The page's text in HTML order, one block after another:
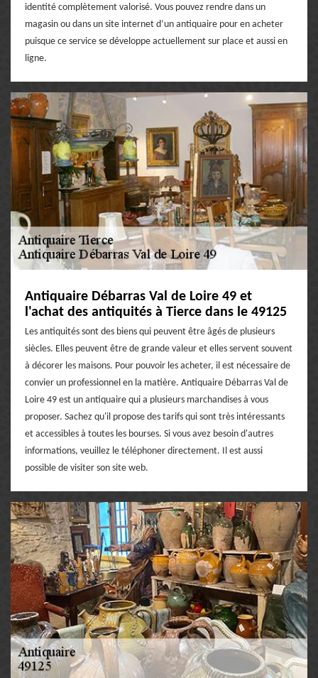
identité complètement valorisé. Vous pouvez rendre dans un
magasin ou dans un site internet d’un antiquaire pour en acheter
puisque ce service se développe actuellement sur place et aussi en
ligne.
Antiquaire Débarras Val de Loire 49 et
l'achat des antiquités à Tierce dans le 49125
Les antiquités sont des biens qui peuvent être âgés de plusieurs
siècles. Elles peuvent être de grande valeur et elles servent souvent
à décorer les maisons. Pour pouvoir les acheter, il est nécessaire de
convier un professionnel en la matière. Antiquaire Débarras Val de
Loire 49 est un antiquaire qui a plusieurs marchandises à vous
proposer. Sachez qu'il propose des tarifs qui sont très intéressants
et accessibles à toutes les bourses. Si vous avez besoin d'autres
informations, veuillez le téléphoner directement. Il est aussi
possible de visiter son site web.